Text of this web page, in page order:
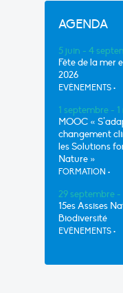
AGENDA
5 juin - 4
Fête de la mer
2026
EVÈNEMENTS •
1 septembre -
MOOC «
changement
les Solutions
Nature »
FORMATION •
29 septembre -
15es Assises
Biodiversité
EVÈNEMENTS •